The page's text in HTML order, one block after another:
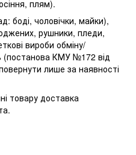
плям).
боді, чоловічки, майки),
рушники, пледи,
вироби обміну/
(постанова КМУ №172 від
лише за наявності
товару доставка